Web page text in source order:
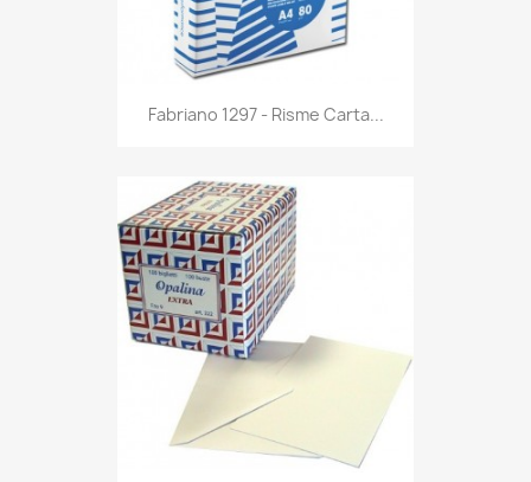
Anteprima
Fabriano 1297 - Risme Carta...